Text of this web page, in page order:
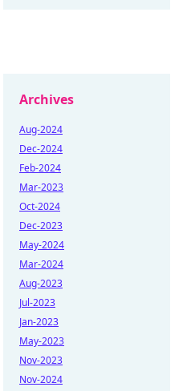
Archives
Aug-2024
Dec-2024
Feb-2024
Mar-2023
Oct-2024
Dec-2023
May-2024
Mar-2024
Aug-2023
Jul-2023
Jan-2023
May-2023
Nov-2023
Nov-2024